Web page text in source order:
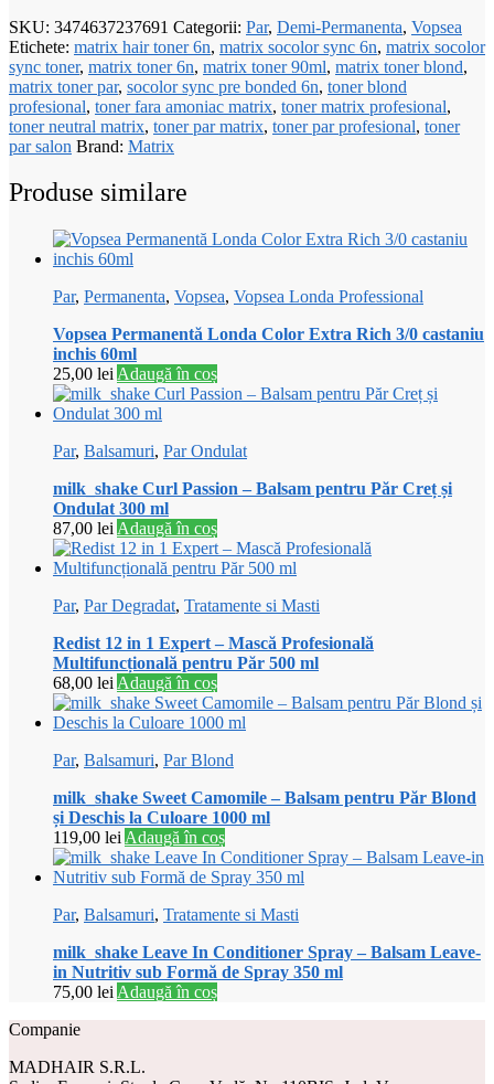
SKU: 3474637237691 Categorii: Par, Demi-Permanenta, Vopsea
Etichete: matrix hair toner 6n, matrix socolor sync 6n, matrix socolor
sync toner, matrix toner 6n, matrix toner 90ml, matrix toner blond,
matrix toner par, socolor sync pre bonded 6n, toner blond
profesional, toner fara amoniac matrix, toner matrix profesional,
toner neutral matrix, toner par matrix, toner par profesional, toner
par salon Brand: Matrix
Produse similare
Par, Permanenta, Vopsea, Vopsea Londa Professional
Vopsea Permanentă Londa Color Extra Rich 3/0 castaniu
inchis 60ml
25,00 lei Adaugă în coș
Par, Balsamuri, Par Ondulat
milk_shake Curl Passion – Balsam pentru Păr Creț și
Ondulat 300 ml
87,00 lei Adaugă în coș
Par, Par Degradat, Tratamente si Masti
Redist 12 in 1 Expert – Mască Profesională
Multifuncțională pentru Păr 500 ml
68,00 lei Adaugă în coș
Par, Balsamuri, Par Blond
milk_shake Sweet Camomile – Balsam pentru Păr Blond
și Deschis la Culoare 1000 ml
119,00 lei Adaugă în coș
Par, Balsamuri, Tratamente si Masti
milk_shake Leave In Conditioner Spray – Balsam Leave-
in Nutritiv sub Formă de Spray 350 ml
75,00 lei Adaugă în coș
Companie
MADHAIR S.R.L.